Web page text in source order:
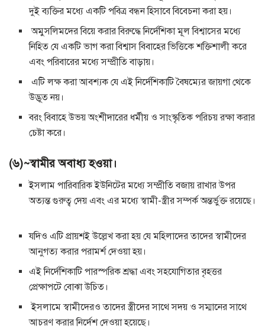
দুই ব্যক্তির মধ্যে একটি পবিত্র বন্ধন হিসাবে বিবেচনা করা হয়।
অমুসলিমদের বিয়ে করার বিরুদ্ধে নির্দেশিকা মূল বিশ্বাসের মধ্যে
নিহিত যে একটি ভাগ করা বিশ্বাস বিবাহের ভিত্তিকে শক্তিশালী করে
এবং পরিবারের মধ্যে সম্প্রীতি বাড়ায়।
এটি লক্ষ করা আবশ্যক যে এই নির্দেশিকাটি বৈষম্যের জায়গা থেকে
উদ্ভূত নয়।
বরং বিবাহে উভয় অংশীদারের ধর্মীয় ও সাংস্কৃতিক পরিচয় রক্ষা করার
চেষ্টা করে।
(৬)~স্বামীর অবাধ্য হওয়া।
ইসলাম পারিবারিক ইউনিটের মধ্যে সম্প্রীতি বজায় রাখার উপর
অত্যন্ত গুরুত্ব দেয় এবং এর মধ্যে স্বামী-স্ত্রীর সম্পর্ক অন্তর্ভুক্ত রয়েছে।
যদিও এটি প্রায়শই উল্লেখ করা হয় যে মহিলাদের তাদের স্বামীদের
আনুগত্য করার পরামর্শ দেওয়া হয়।
এই নির্দেশিকাটি পারস্পরিক শ্রদ্ধা এবং সহযোগিতার বৃহত্তর
প্রেক্ষাপটে বোঝা উচিত।
ইসলামে স্বামীদেরও তাদের স্ত্রীদের সাথে সদয় ও সম্মানের সাথে
আচরণ করার নির্দেশ দেওয়া হয়েছে।